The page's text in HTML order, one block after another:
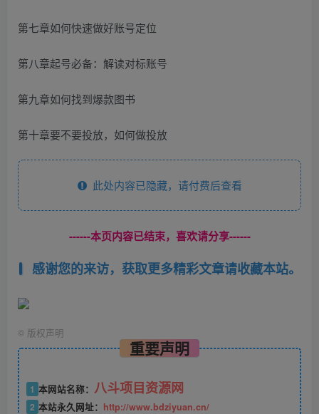
第七章如何快速做好账号定位
第八章起号必备：解读对标账号
第九章如何找到爆款图书
第十章要不要投放，如何做投放
此处内容已隐藏，请付费后查看
------本页内容已结束，喜欢请分享------
感谢您的来访，获取更多精彩文章请收藏本站。
© 版权声明
重要声明
1 本网站名称： 八斗项目资源网
2 本站永久网址： http://www.bdziyuan.cn/